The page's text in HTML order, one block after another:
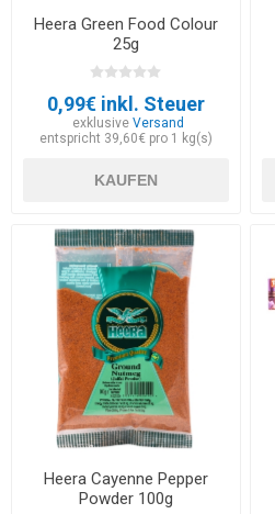
Heera Green Food Colour
25g
0,99€ inkl. Steuer
exklusiveVersand
entspricht 39,60€ pro 1 kg(s)
KAUFEN
Heera Cayenne Pepper
Powder 100g